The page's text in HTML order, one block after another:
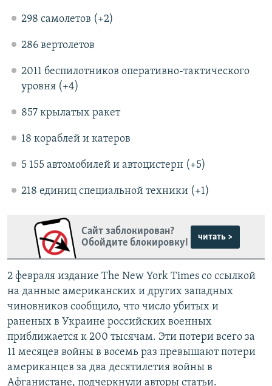
298 самолетов (+2)
286 вертолетов
2011 беспилотников оперативно-тактического
уровня (+4)
857 крылатых ракет
18 кораблей и катеров
5 155 автомобилей и автоцистерн (+5)
218 единиц специальной техники (+1)
Сайт заблокирован?
Обойдите блокировку!
читать >
2 февраля издание The New York Times со ссылкой
на данные американских и других западных
чиновников сообщило, что число убитых и
раненых в Украине российских военных
приближается к 200 тысячам. Эти потери всего за
11 месяцев войны в восемь раз превышают потери
американцев за два десятилетия войны в
Афганистане, подчеркнули авторы статьи.